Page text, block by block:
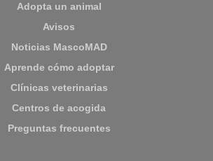
Adopta un animal
Avisos
Noticias MascoMAD
Aprende cómo adoptar
Clínicas veterinarias
Centros de acogida
Preguntas frecuentes